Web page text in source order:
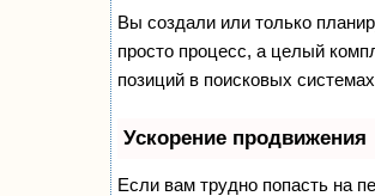
Вы создали или только
просто процесс, а целый
позиций в поисковых
Ускорение продвижения
Если вам трудно попасть на